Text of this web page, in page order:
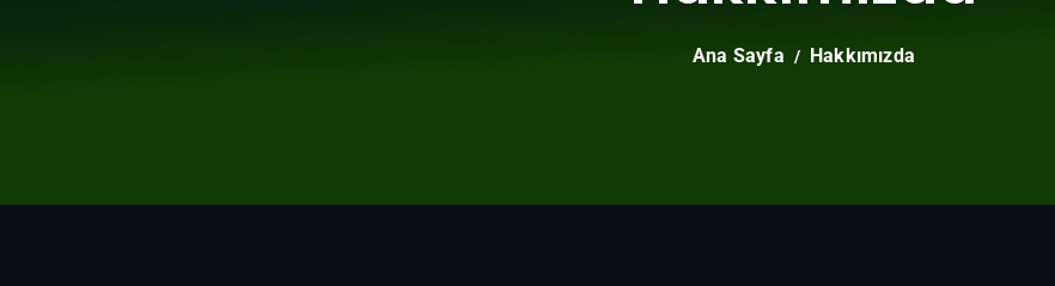
Ana Sayfa Hakkımızda